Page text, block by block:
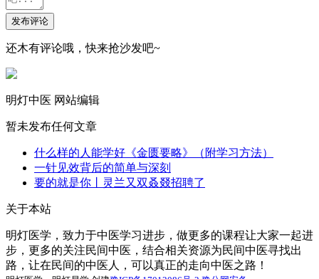
发布评论
还木有评论哦，快来抢沙发吧~
明灯中医 网站编辑
暂未发布任何文章
什么样的人能学好《金匮要略》（附学习方法）
一针见效背后的简单与深刻
要的就是你丨灵兰又双叒叕招聘了
关于本站
明灯医学，致力于中医学习进步，做更多的课程让大家一起进
步，更多的关注民间中医，结合相关资源为民间中医寻找出
路，让在民间的中医人，可以真正的走向中医之路！